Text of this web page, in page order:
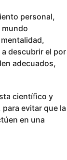
personal,
a descubrir el por
adecuados,
cientíﬁco y
evitar que la
en una